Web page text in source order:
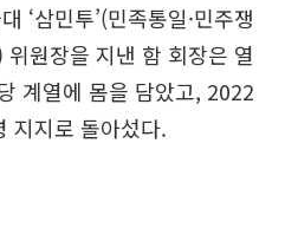
‘삼민투’(민족통일·민주쟁
위원장을 지낸 함 회장은 열
계열에 몸을 담았고, 2022
지지로 돌아섰다.